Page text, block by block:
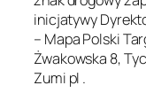
inicjatywy
– Mapa Polski
Żwakowska 8,
Zumi pl .